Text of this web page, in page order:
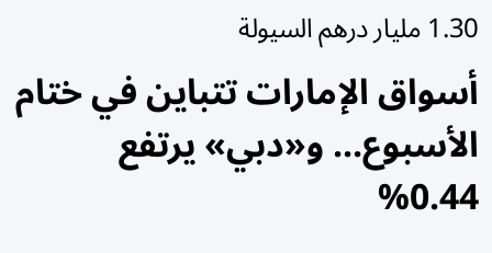
1.30 مليار درهم السيولة
أسواق الإمارات تتباين في ختام
الأسبوع... و«دبي» يرتفع
0.44%